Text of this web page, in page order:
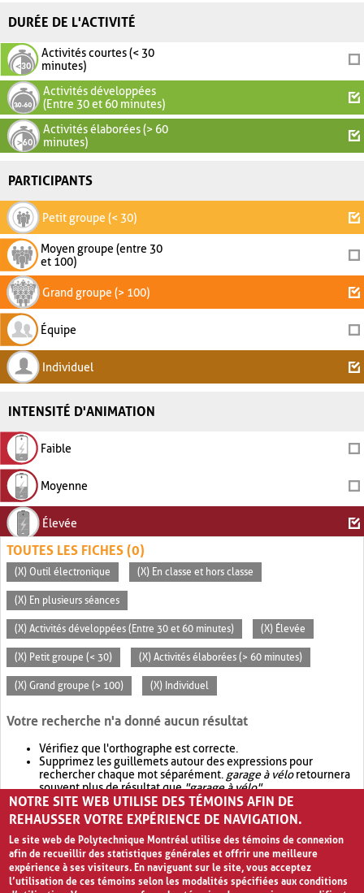
DURÉE DE L'ACTIVITÉ
Activités courtes (< 30
minutes)
Activités développées
(Entre 30 et 60 minutes)
Activités élaborées (> 60
minutes)
PARTICIPANTS
Petit groupe (< 30)
Moyen groupe (entre 30
et 100)
Grand groupe (> 100)
Équipe
Individuel
INTENSITÉ D'ANIMATION
Faible
Moyenne
Élevée
TOUTES LES FICHES (0)
(X) Outil électronique (X) En classe et hors classe
(X) En plusieurs séances
(X) Activités développées (Entre 30 et 60 minutes) (X) Élevée
(X) Petit groupe (< 30) (X) Activités élaborées (> 60 minutes)
(X) Grand groupe (> 100) (X) Individuel
Votre recherche n'a donné aucun résultat
Vérifiez que l'orthographe est correcte.
Supprimez les guillemets autour des expressions pour
rechercher chaque mot séparément. garage à véloretournera
souvent plus de résultat que"garage à vélo".
Envisagez d'élargir votre recherche avec OR.garage OR vélo
retournera souvent plus de résultat quegarage à vélo
NOTRE SITE WEB UTILISE DES TÉMOINS AFIN DE
REHAUSSER VOTRE EXPÉRIENCE DE NAVIGATION.
Le site web de Polytechnique Montréal utilise des témoins de connexion
afin de recueillir des statistiques générales et offrir une meilleure
expérience à ses visiteurs. En naviguant sur le site, vous acceptez
l’utilisation de ces témoins selon les modalités spécifiées aux conditions